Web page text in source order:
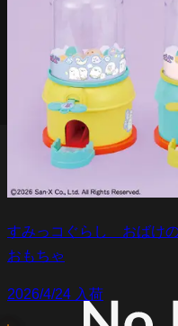
すみっコぐらし おばけ
おもちゃ
2026/4/24 入荷